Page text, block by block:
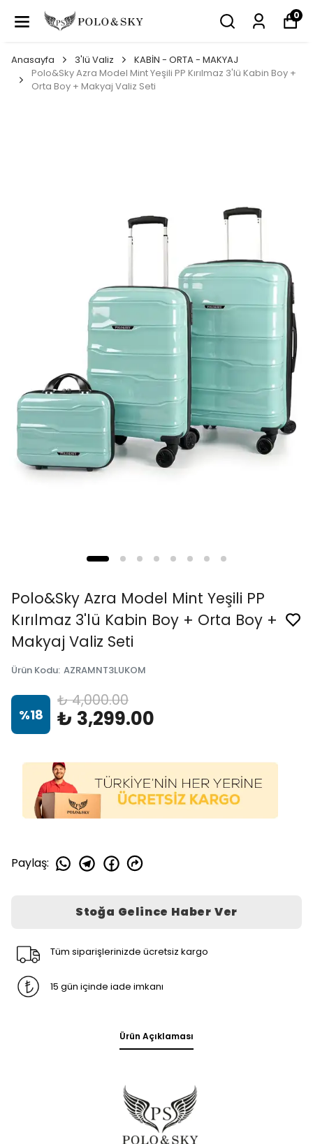
0
Anasayfa 3'lü Valiz
KABİN - ORTA - MAKYAJ
Polo&Sky Azra Model Mint Yeşili PP Kırılmaz 3'lü Kabin Boy +
Orta Boy + Makyaj Valiz Seti
Polo&Sky Azra Model Mint Yeşili PP
Kırılmaz 3'lü Kabin Boy + Orta Boy +
Makyaj Valiz Seti
Ürün Kodu: AZRAMNT3LUKOM
%18
₺ 4,000.00
₺ 3,299.00
Paylaş:
Stoğa Gelince Haber Ver
Tüm siparişlerinizde ücretsiz kargo
15 gün içinde iade imkanı
Ürün Açıklaması